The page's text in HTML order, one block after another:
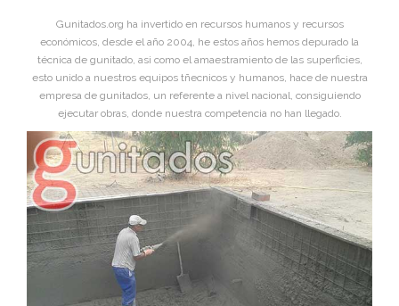
Gunitados.org ha invertido en recursos humanos y recursos
económicos, desde el año 2004, he estos años hemos depurado la
técnica de gunitado, asi como el amaestramiento de las superficies,
esto unido a nuestros equipos tñecnicos y humanos, hace de nuestra
empresa de gunitados, un referente a nivel nacional, consiguiendo
ejecutar obras, donde nuestra competencia no han llegado.